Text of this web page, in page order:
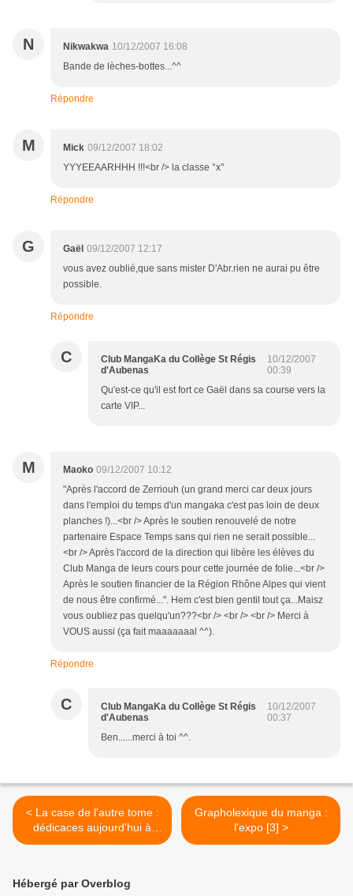
N Nikwakwa 10/12/2007 16:08
Bande de lèches-bottes...^^
Répondre
M Mick 09/12/2007 18:02
YYYEEAARHHH !!!<br /> la classe °x°
Répondre
G Gaël 09/12/2007 12:17
vous avez oublié,que sans mister D'Abr.rien ne aurai pu être
possible.
Répondre
C
Club MangaKa du Collège St Régis
d'Aubenas
10/12/2007
00:39
Qu'est-ce qu'il est fort ce Gaël dans sa course vers la
carte VIP...
M Maoko 09/12/2007 10:12
"Après l'accord de Zerriouh (un grand merci car deux jours
dans l'emploi du temps d'un mangaka c'est pas loin de deux
planches !)...<br /> Après le soutien renouvelé de notre
partenaire Espace Temps sans qui rien ne serait possible...
<br /> Après l'accord de la direction qui libère les élèves du
Club Manga de leurs cours pour cette journée de folie...<br />
Après le soutien financier de la Région Rhône Alpes qui vient
de nous être confirmé...". Hem c'est bien gentil tout ça...Maisz
vous oubliez pas quelqu'un???<br /> <br /> <br /> Merci à
VOUS aussi (ça fait maaaaaaal ^^).
Répondre
C
Club MangaKa du Collège St Régis
d'Aubenas
10/12/2007
00:37
Ben......merci à toi ^^.
< La case de l'autre tome :
dédicaces aujourd'hui à
Espace Temps
Grapholexique du manga :
l'expo [3] >
Hébergé par Overblog